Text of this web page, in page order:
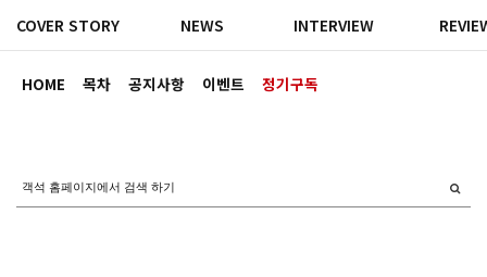
HOME 목차 공지사항 이벤트 정기구독
COVER STORY NEWS INTERVIEW